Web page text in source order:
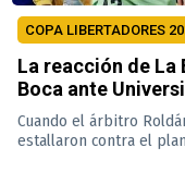
COPA LIBERTADORES
La reacción de
Boca ante
Cuando el árbitro
estallaron contra el